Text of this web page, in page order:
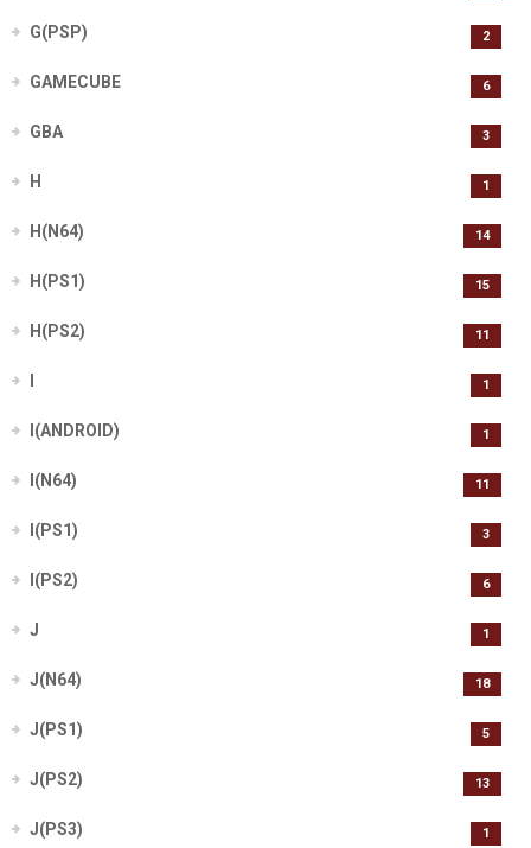
G(PSP) 2
GAMECUBE 6
GBA 3
H 1
H(N64) 14
H(PS1) 15
H(PS2) 11
1
I(ANDROID) 1
I(N64) 11
I(PS1) 3
I(PS2) 6
J 1
J(N64) 18
J(PS1) 5
J(PS2) 13
J(PS3) 1